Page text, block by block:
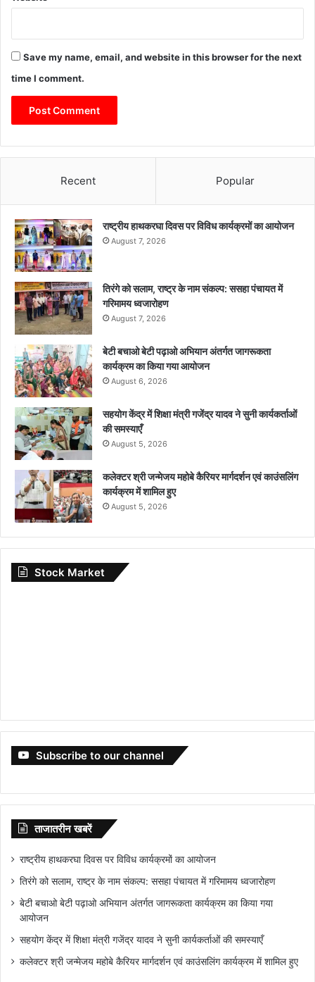
Save my name, email, and website in this browser for the next
time I comment.
Recent Popular
राष्ट्रीय हाथकरघा दिवस पर विविध कार्यक्रमों का आयोजन
August 7, 2026
तिरंगे को सलाम, राष्ट्र के नाम संकल्प: ससहा पंचायत में
गरिमामय ध्वजारोहण
August 7, 2026
बेटी बचाओ बेटी पढ़ाओ अभियान अंतर्गत जागरूकता
कार्यक्रम का किया गया आयोजन
August 6, 2026
सहयोग केंद्र में शिक्षा मंत्री गजेंद्र यादव ने सुनी कार्यकर्ताओं
की समस्याएँ
August 5, 2026
कलेक्टर श्री जन्मेजय महोबे कैरियर मार्गदर्शन एवं काउंसलिंग
कार्यक्रम में शामिल हुए
August 5, 2026
Stock Market
Subscribe to our channel
ताजातरीन खबरें
राष्ट्रीय हाथकरघा दिवस पर विविध कार्यक्रमों का आयोजन
तिरंगे को सलाम, राष्ट्र के नाम संकल्प: ससहा पंचायत में गरिमामय ध्वजारोहण
बेटी बचाओ बेटी पढ़ाओ अभियान अंतर्गत जागरूकता कार्यक्रम का किया गया
आयोजन
सहयोग केंद्र में शिक्षा मंत्री गजेंद्र यादव ने सुनी कार्यकर्ताओं की समस्याएँ
कलेक्टर श्री जन्मेजय महोबे कैरियर मार्गदर्शन एवं काउंसलिंग कार्यक्रम में शामिल हुए